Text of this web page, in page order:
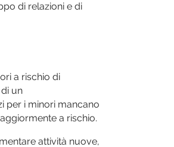
di relazioni e di
a rischio di
un
per i minori mancano
a rischio.
attività nuove,